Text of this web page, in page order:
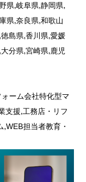
県,岐阜県,静岡県,
県,奈良県,和歌山
島県,香川県,愛媛
分県,宮崎県,鹿児
ーム会社特化型マ
支援,工務店・リフ
担当者教育・